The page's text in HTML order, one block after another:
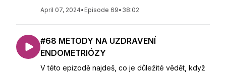
April 07, 2024• Episode 69• 38:02
#68 METODY NA UZDRAVENÍ
ENDOMETRIÓZY
V této epizodě najdeš, co je důležité vědět, když